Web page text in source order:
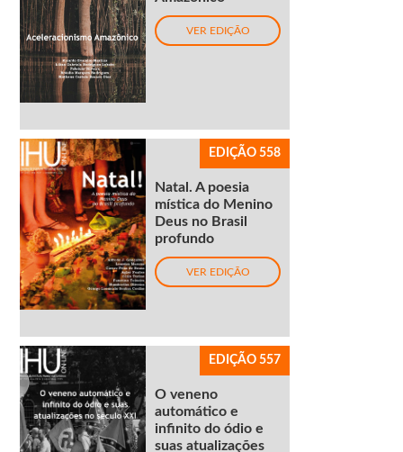
VER EDIÇÃO
EDIÇÃO 558
Natal. A poesia
mística do Menino
Deus no Brasil
profundo
VER EDIÇÃO
EDIÇÃO 557
O veneno
automático e
infinito do ódio e
suas atualizações